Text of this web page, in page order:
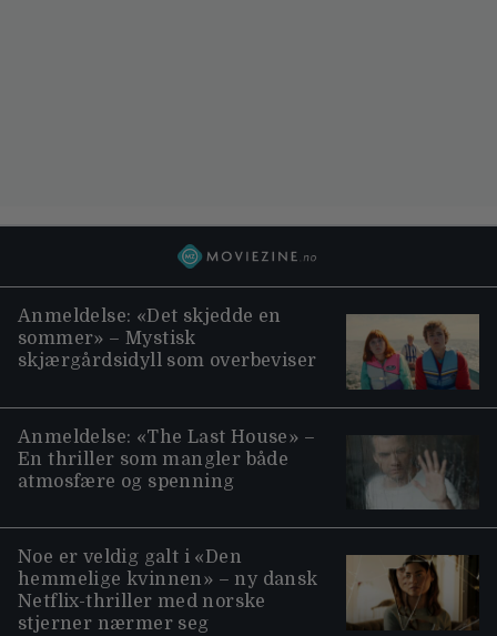
Anmeldelse: «Det skjedde en
sommer» – Mystisk
skjærgårdsidyll som overbeviser
Anmeldelse: «The Last House» –
En thriller som mangler både
atmosfære og spenning
Noe er veldig galt i «Den
hemmelige kvinnen» – ny dansk
Netflix-thriller med norske
stjerner nærmer seg